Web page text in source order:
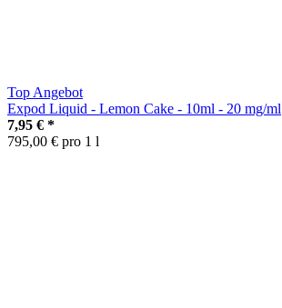
Top Angebot
Expod Liquid - Lemon Cake - 10ml - 20 mg/ml
7,95 € *
795,00 € pro 1 l